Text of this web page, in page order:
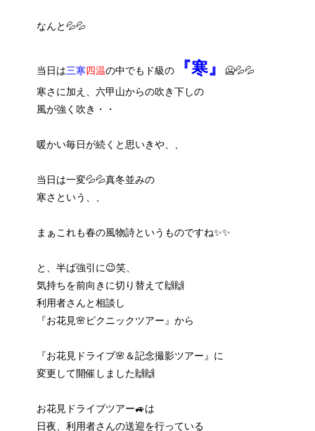
なんと💦💦
当日は三寒四温の中でもド級の『寒』
🥶💦💦
寒さに加え、六甲山からの吹き下しの
風が強く吹き・・
暖かい毎日が続くと思いきや、、
当日は一変💦💦真冬並みの
寒さという、、
まぁこれも春の風物詩というものですね✨✨
と、半ば強引に😉笑、
気持ちを前向きに切り替えて🙌🙌
利用者さんと相談し
『お花見🌸ピクニックツアー』から
『お花見ドライブ🌸＆記念撮影ツアー』に
変更して開催しました🙌🙌
お花見ドライブツアー🚙は
日夜、利用者さんの送迎を行っている